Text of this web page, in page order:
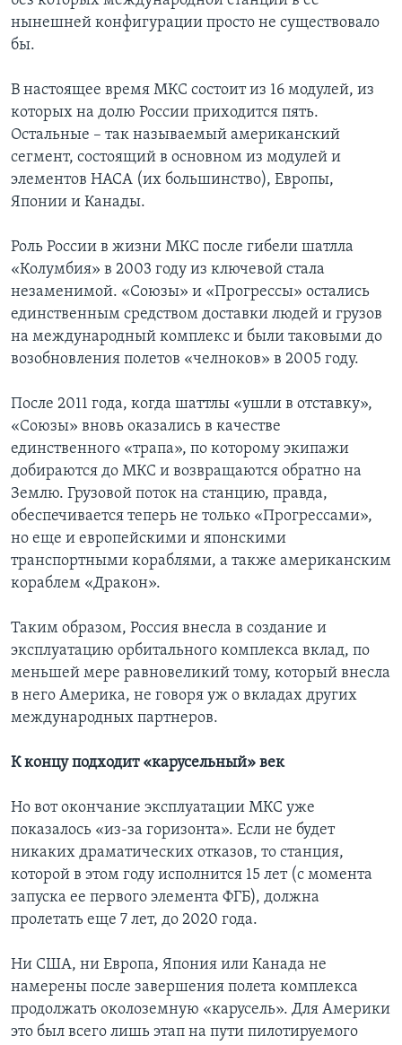
нынешней конфигурации просто не существовало
бы.
В настоящее время МКС состоит из 16 модулей, из
которых на долю России приходится пять.
Остальные – так называемый американский
сегмент, состоящий в основном из модулей и
элементов НАСА (их большинство), Европы,
Японии и Канады.
Роль России в жизни МКС после гибели шатлла
«Колумбия» в 2003 году из ключевой стала
незаменимой. «Союзы» и «Прогрессы» остались
единственным средством доставки людей и грузов
на международный комплекс и были таковыми до
возобновления полетов «челноков» в 2005 году.
После 2011 года, когда шаттлы «ушли в отставку»,
«Союзы» вновь оказались в качестве
единственного «трапа», по которому экипажи
добираются до МКС и возвращаются обратно на
Землю. Грузовой поток на станцию, правда,
обеспечивается теперь не только «Прогрессами»,
но еще и европейскими и японскими
транспортными кораблями, а также американским
кораблем «Дракон».
Таким образом, Россия внесла в создание и
эксплуатацию орбитального комплекса вклад, по
меньшей мере равновеликий тому, который внесла
в него Америка, не говоря уж о вкладах других
международных партнеров.
К концу подходит «карусельный» век
Но вот окончание эксплуатации МКС уже
показалось «из-за горизонта». Если не будет
никаких драматических отказов, то станция,
которой в этом году исполнится 15 лет (с момента
запуска ее первого элемента ФГБ), должна
пролетать еще 7 лет, до 2020 года.
Ни США, ни Европа, Япония или Канада не
намерены после завершения полета комплекса
продолжать околоземную «карусель». Для Америки
это был всего лишь этап на пути пилотируемого